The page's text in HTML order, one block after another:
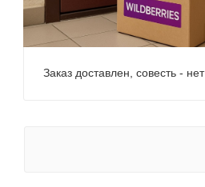
Заказ доставлен, совесть - нет